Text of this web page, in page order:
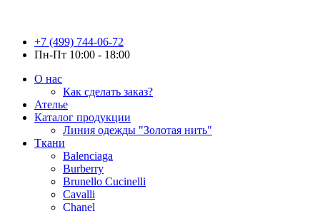
+7 (499) 744-06-72
Пн-Пт 10:00 - 18:00
О нас
Как сделать заказ?
Ателье
Каталог продукции
Линия одежды "Золотая нить"
Ткани
Balenciaga
Burberry
Brunello Cucinelli
Cavalli
Chanel